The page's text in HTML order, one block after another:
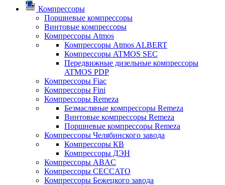
Компрессоры
Поршневые компрессоры
Винтовые компрессоры
Компрессоры Atmos
Компрессоры Atmos ALBERT
Компрессоры ATMOS SEC
Передвижные дизельные компрессоры
ATMOS PDP
Компрессоры Fiac
Компрессоры Fini
Компрессоры Remeza
Безмасляные компрессоры Remeza
Винтовые компрессоры Remeza
Поршневые компрессоры Remeza
Компрессоры Челябинского завода
Компрессоры КВ
Компрессоры ДЭН
Компрессоры ABAC
Компрессоры CECCATO
Компрессоры Бежецкого завода